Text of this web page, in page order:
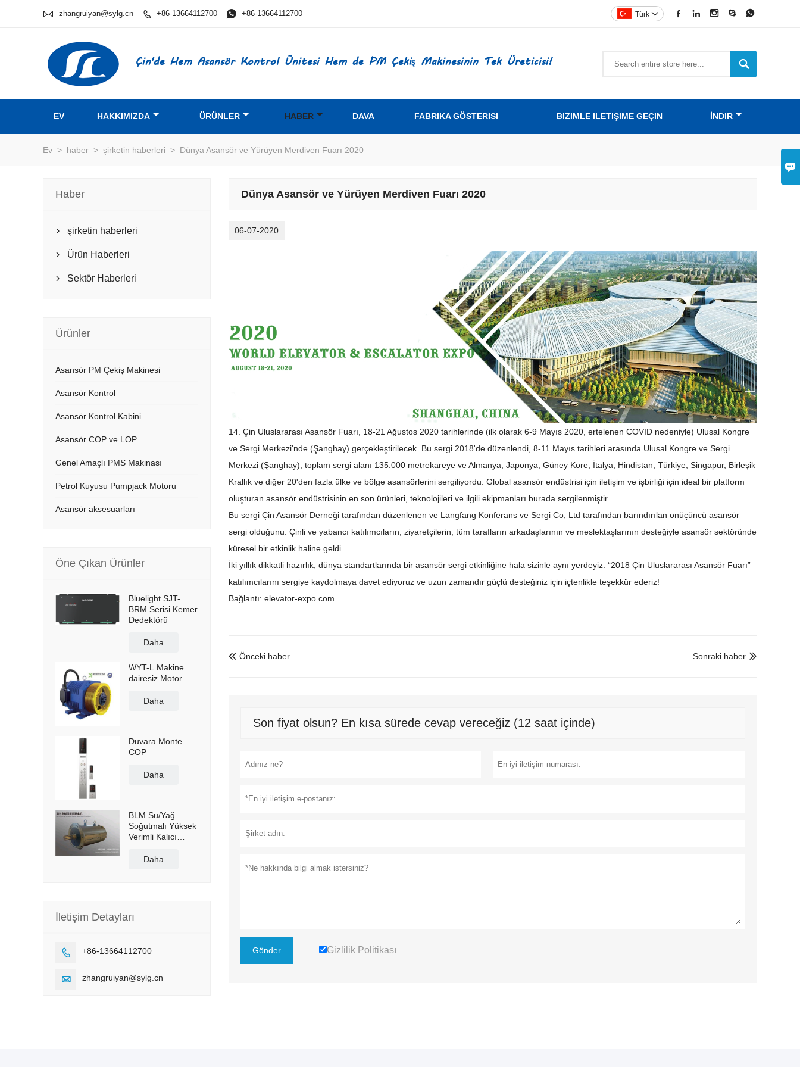

 zhangruiyan@sylg.cn  +86-13664112700  +86-13664112700     
Türk 
Çin'de Hem Asansör Kontrol Ünitesi Hem de PM Çekiş Makinesinin Tek Üreticisi! 
EV HAKKIMIZDA ÜRÜNLER HABER DAVA FABRIKA GÖSTERISI BIZIMLE ILETIŞIME GEÇIN İNDIR
Ev > haber > şirketin haberleri > Dünya Asansör ve Yürüyen Merdiven Fuarı 2020
Dünya Asansör ve Yürüyen Merdiven Fuarı 2020
06-07-2020
14. Çin Uluslararası Asansör Fuarı, 18-21 Ağustos 2020 tarihlerinde (ilk olarak 6-9 Mayıs 2020, ertelenen COVID nedeniyle) Ulusal Kongre
ve Sergi Merkezi'nde (Şanghay) gerçekleştirilecek. Bu sergi 2018'de düzenlendi, 8-11 Mayıs tarihleri ​​arasında Ulusal Kongre ve Sergi
Merkezi (Şanghay), toplam sergi alanı 135.000 metrekareye ve Almanya, Japonya, Güney Kore, İtalya, Hindistan, Türkiye, Singapur, Birleşik
Krallık ve diğer 20'den fazla ülke ve bölge asansörlerini sergiliyordu. Global asansör endüstrisi için iletişim ve işbirliği için ideal bir platform
oluşturan asansör endüstrisinin en son ürünleri, teknolojileri ve ilgili ekipmanları burada sergilenmiştir.
Bu sergi Çin Asansör Derneği tarafından düzenlenen ve Langfang Konferans ve Sergi Co, Ltd tarafından barındırılan onüçüncü asansör
sergi olduğunu. Çinli ve yabancı katılımcıların, ziyaretçilerin, tüm tarafların arkadaşlarının ve meslektaşlarının desteğiyle asansör sektöründe
küresel bir etkinlik haline geldi.
İki yıllık dikkatli hazırlık, dünya standartlarında bir asansör sergi etkinliğine hala sizinle aynı yerdeyiz. “2018 Çin Uluslararası Asansör Fuarı”
katılımcılarını sergiye kaydolmaya davet ediyoruz ve uzun zamandır güçlü desteğiniz için içtenlikle teşekkür ederiz!
Bağlantı: elevator-expo.com
 Önceki haber 
Sonraki haber
Son fiyat olsun? En kısa sürede cevap vereceğiz (12 saat içinde)
Gönder Gizlilik Politikası
Haber
 şirketin haberleri
 Ürün Haberleri
 Sektör Haberleri
Ürünler
Asansör PM Çekiş Makinesi
Asansör Kontrol
Asansör Kontrol Kabini
Asansör COP ve LOP
Genel Amaçlı PMS Makinası
Petrol Kuyusu Pumpjack Motoru
Asansör aksesuarları
Öne Çıkan Ürünler
Bluelight SJT-
BRM Serisi Kemer
Dedektörü
Daha
WYT-L Makine
dairesiz Motor
Daha
Duvara Monte
COP
Daha
BLM Su/Yağ
Soğutmalı Yüksek
Verimli Kalıcı
Doğrudan Tahrikli
Daha
İletişim Detayları
 +86-13664112700
 zhangruiyan@sylg.cn